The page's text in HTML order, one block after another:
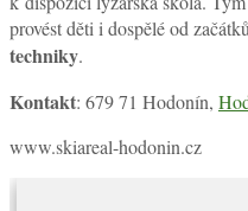
provést děti i dospělé od
techniky.
Kontakt: 679 71 Hodonín,
www.skiareal-hodonin.cz